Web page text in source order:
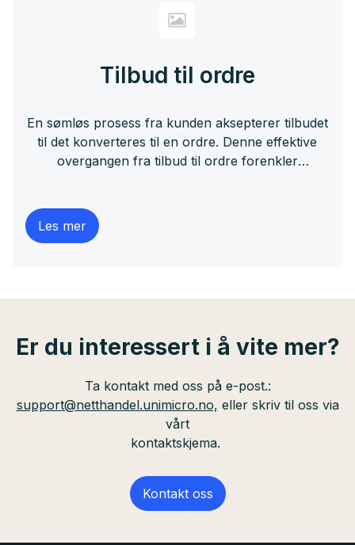
Tilbud til ordre
En sømløs prosess fra kunden aksepterer tilbudet
til det konverteres til en ordre. Denne effektive
overgangen fra tilbud til ordre forenkler
Les mer
Er du interessert i å vite mer?
Ta kontakt med oss på e-post.:
support@netthandel.unimicro.no, eller skriv til oss via
vårt
kontaktskjema.
Kontakt oss